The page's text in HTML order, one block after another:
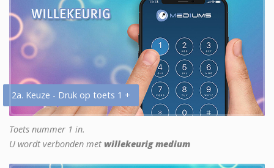
2a. Keuze - Druk op toets 1 +
Toets nummer 1 in.
U wordt verbonden met willekeurig medium